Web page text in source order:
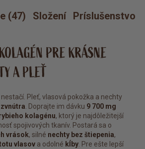
(47) Složení Príslušenstvo
PRE KRÁSNE
A PLEŤ
Pleť, vlasová pokožka a nechty
. Doprajte im dávku 9 700 mg
kolagénu, ktorý je najdôležitejší
spojivových tkanív. Postará sa o
vrások, silné nechty bez štiepenia,
vlasov a odolné kĺby . Pre ešte lepší